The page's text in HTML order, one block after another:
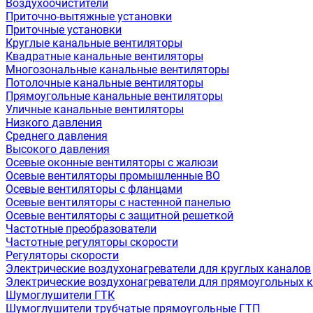
Воздухоочистители
Приточно-вытяжные установки
Приточные установки
Круглые канальные вентиляторы
Квадратные канальные вентиляторы
Многозональные канальные вентиляторы
Потолочные канальные вентиляторы
Прямоугольные канальные вентиляторы
Уличные канальные вентиляторы
Низкого давления
Среднего давления
Высокого давления
Осевые оконные вентиляторы с жалюзи
Осевые вентиляторы промышленные ВО
Осевые вентиляторы с фланцами
Осевые вентиляторы с настенной панелью
Осевые вентиляторы с защитной решеткой
Частотные преобразователи
Частотные регуляторы скорости
Регуляторы скорости
Электрические воздухонагреватели для круглых каналов
Электрические воздухонагреватели для прямоугольных
Шумоглушители ГТК
Шумоглушители трубчатые прямоугольные ГТП